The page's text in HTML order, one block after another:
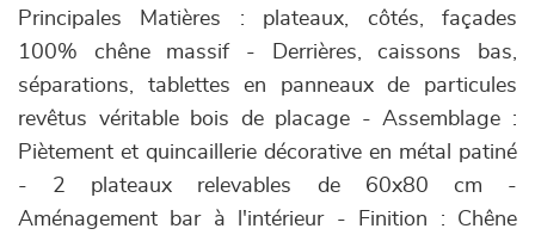
Principales Matières : plateaux, côtés, façades
100% chêne massif - Derrières, caissons bas,
séparations, tablettes en panneaux de particules
revêtus véritable bois de placage - Assemblage :
Piètement et quincaillerie décorative en métal patiné
- 2 plateaux relevables de 60x80 cm -
Aménagement bar à l'intérieur - Finition : Chêne